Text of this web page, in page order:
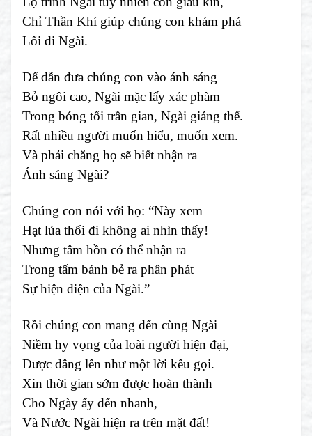
Chỉ Thần Khí giúp chúng con khám phá
Lối đi Ngài.
Để dẫn đưa chúng con vào ánh sáng
Bỏ ngôi cao, Ngài mặc lấy xác phàm
Trong bóng tối trần gian, Ngài giáng thế.
Rất nhiều người muốn hiểu, muốn xem.
Và phải chăng họ sẽ biết nhận ra
Ánh sáng Ngài?
Chúng con nói với họ: “Này xem
Hạt lúa thối đi không ai nhìn thấy!
Nhưng tâm hồn có thể nhận ra
Trong tấm bánh bẻ ra phân phát
Sự hiện diện của Ngài.”
Rồi chúng con mang đến cùng Ngài
Niềm hy vọng của loài người hiện đại,
Được dâng lên như một lời kêu gọi.
Xin thời gian sớm được hoàn thành
Cho Ngày ấy đến nhanh,
Và Nước Ngài hiện ra trên mặt đất!